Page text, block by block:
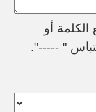
أو
" -----".